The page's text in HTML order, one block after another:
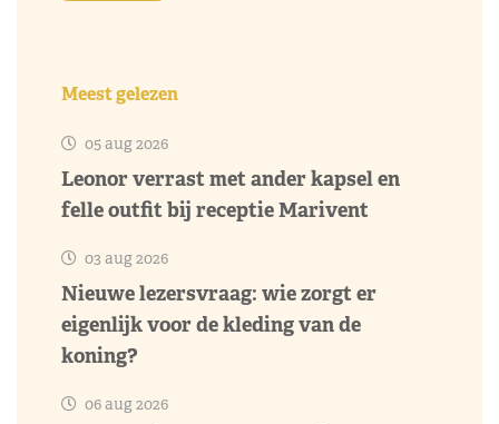
Meest gelezen
05 aug 2026
Leonor verrast met ander kapsel en
felle outfit bij receptie Marivent
03 aug 2026
Nieuwe lezersvraag: wie zorgt er
eigenlijk voor de kleding van de
koning?
06 aug 2026